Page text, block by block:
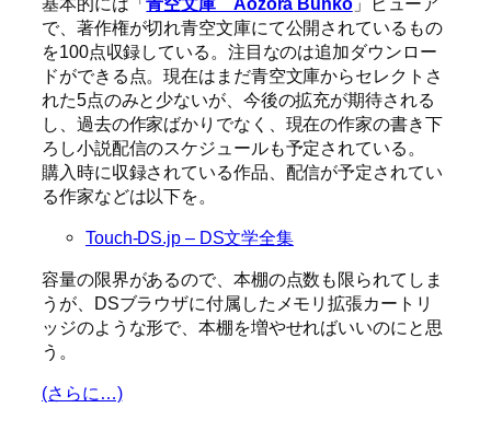
で、著作権が切れ青空文庫にて公開されているもの
を100点収録している。注目なのは追加ダウンロー
ドができる点。現在はまだ青空文庫からセレクトさ
れた5点のみと少ないが、今後の拡充が期待される
し、過去の作家ばかりでなく、現在の作家の書き下
ろし小説配信のスケジュールも予定されている。
購入時に収録されている作品、配信が予定されてい
る作家などは以下を。
Touch-DS.jp – DS文学全集
容量の限界があるので、本棚の点数も限られてしま
うが、DSブラウザに付属したメモリ拡張カートリ
ッジのような形で、本棚を増やせればいいのにと思
う。
(さらに…)